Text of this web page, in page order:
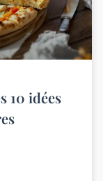
10 idées